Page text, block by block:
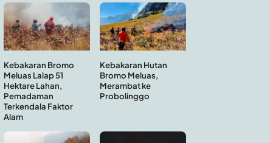
Kebakaran Bromo
Meluas Lalap 51
Hektare Lahan,
Pemadaman
Terkendala Faktor
Alam
Kebakaran Hutan
Bromo Meluas,
Merambat ke
Probolinggo